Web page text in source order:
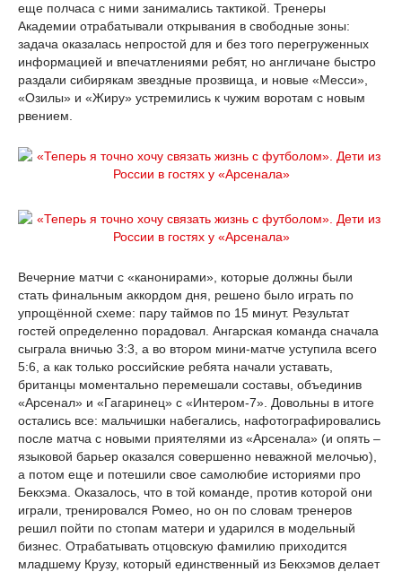
еще полчаса с ними занимались тактикой. Тренеры
Академии отрабатывали открывания в свободные зоны:
задача оказалась непростой для и без того перегруженных
информацией и впечатлениями ребят, но англичане быстро
раздали сибирякам звездные прозвища, и новые «Месси»,
«Озилы» и «Жиру» устремились к чужим воротам с новым
рвением.
Вечерние матчи с «канонирами», которые должны были
стать финальным аккордом дня, решено было играть по
упрощённой схеме: пару таймов по 15 минут. Результат
гостей определенно порадовал. Ангарская команда сначала
сыграла вничью 3:3, а во втором мини-матче уступила всего
5:6, а как только российские ребята начали уставать,
британцы моментально перемешали составы, объединив
«Арсенал» и «Гагаринец» с «Интером-7». Довольны в итоге
остались все: мальчишки набегались, нафотографировались
после матча с новыми приятелями из «Арсенала» (и опять –
языковой барьер оказался совершенно неважной мелочью),
а потом еще и потешили свое самолюбие историями про
Бекхэма. Оказалось, что в той команде, против которой они
играли, тренировался Ромео, но он по словам тренеров
решил пойти по стопам матери и ударился в модельный
бизнес. Отрабатывать отцовскую фамилию приходится
младшему Крузу, который единственный из Бекхэмов делает